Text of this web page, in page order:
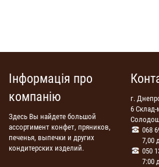
Інформація про
компанію
Здесь Вы найдете большой
ассортимент конфет, пряников,
печенья, выпечки и других
кондитерских изделий.
г.
6 Склад-
068
7,00
050
7:00